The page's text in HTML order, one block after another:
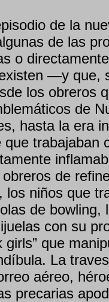
de la
de las
o
—y que,
los obreros
de
hasta la era
trabajaban
de
los niños que
de bowling,
con su
girls” que
La
aéreo,
precarias